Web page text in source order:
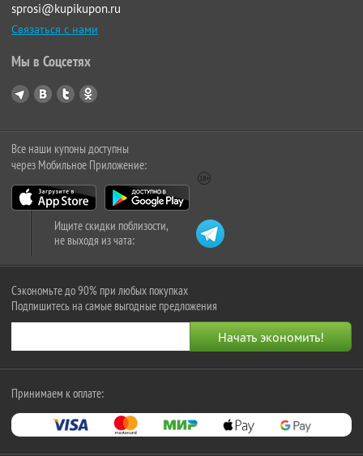
sprosi@kupikupon.ru
Связаться с нами
Мы в Соцсетях
Все наши купоны доступны
через Мобильное Приложение:
Ищите скидки поблизости,
не выходя из чата:
Сэкономьте до 90% при любых покупках
Подпишитесь на самые выгодные предложения
Принимаем к оплате: